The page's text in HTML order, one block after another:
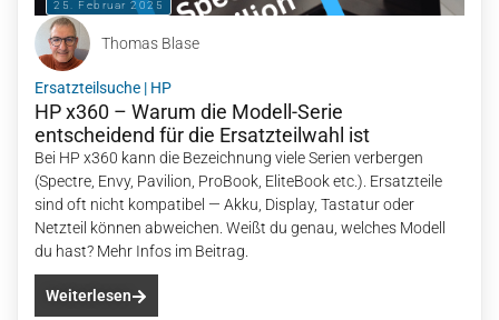
25. Februar 2025
Thomas Blase
Ersatzteilsuche | HP
HP x360 – Warum die Modell-Serie
entscheidend für die Ersatzteilwahl ist
Bei HP x360 kann die Bezeichnung viele Serien verbergen
(Spectre, Envy, Pavilion, ProBook, EliteBook etc.). Ersatzteile
sind oft nicht kompatibel — Akku, Display, Tastatur oder
Netzteil können abweichen. Weißt du genau, welches Modell
du hast? Mehr Infos im Beitrag.
Weiterlesen